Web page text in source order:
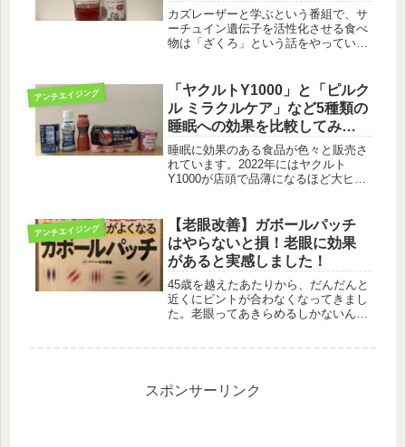
カズレーザーと学ぶという番組で、サ
ーチュイン遺伝子を活性化させる食べ
物は「ざくろ」という話をやっていま
いうことでした。では、ざくろジュー
スって何買えばいいの？どれだけ飲め
ば...
アンチエイジング
「ヤクルトY1000」と「ピルク
ル ミラクルケア」など5種類の
睡眠への効果を比較してみま
した。
睡眠に効果のある食品が色々と販売さ
れています。2022年にはヤクルト
Y1000が店頭で品薄になるほど大ヒッ
います。では、どれが効果が高いので
しょうか。各社が発表しているエビ...
アンチエイジング
【老眼改善】ガボールパッチ
はやらないと損！老眼に効果
があると実感しました！
45歳を越えたあたりから、だんだんと
近くにピントが合わなくなってきまし
た。老眼ってあきらめるしかないんだ
時...
スポンサーリンク